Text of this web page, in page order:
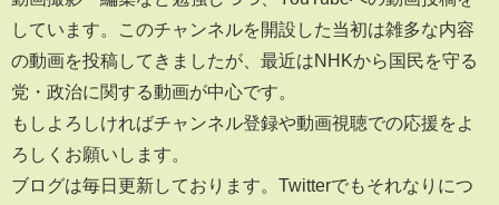
しています。このチャンネルを開設した当初は雑多な内容
の動画を投稿してきましたが、最近はNHKから国民を守る
党・政治に関する動画が中心です。
もしよろしければチャンネル登録や動画視聴での応援をよ
ろしくお願いします。
ブログは毎日更新しております。Twitterでもそれなりにつ